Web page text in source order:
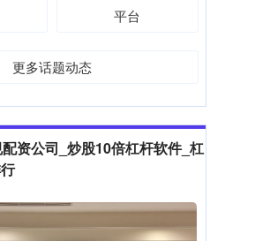
平台
更多话题动态
资公司_炒股10倍杠杆软件_杠